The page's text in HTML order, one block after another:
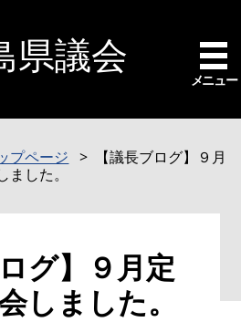
県議会
メニュー
プページ
【議長ブログ】９月
した。
グ】９月定
しました。